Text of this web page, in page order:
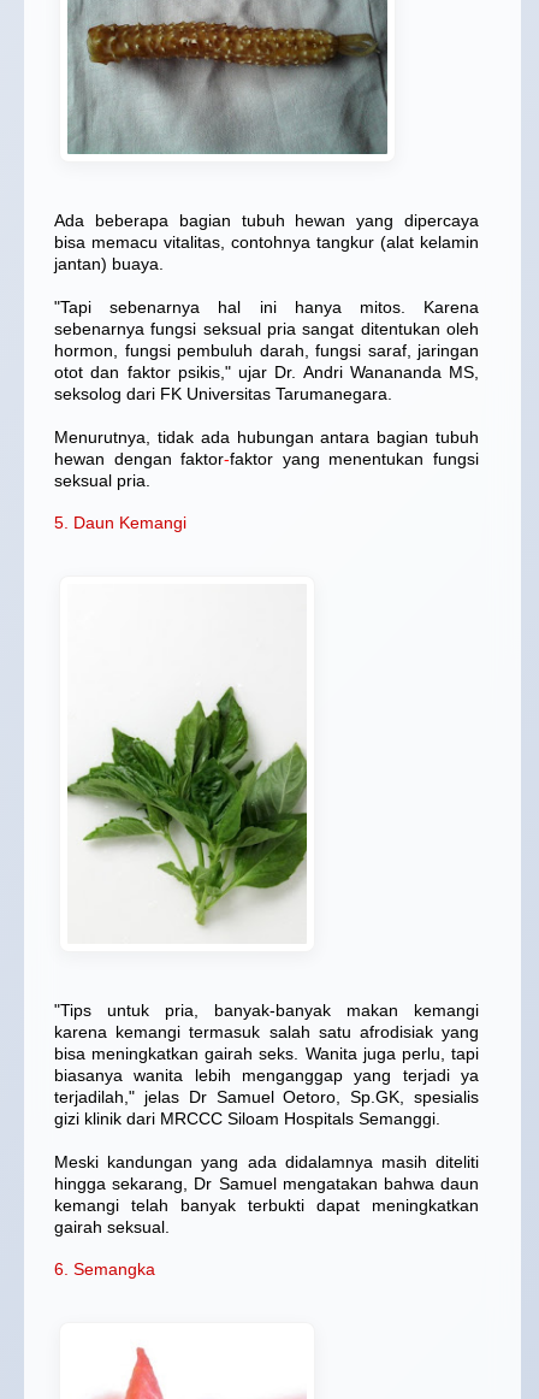
Ada beberapa bagian tubuh hewan yang dipercaya
bisa memacu vitalitas, contohnya tangkur (alat kelamin
jantan) buaya.
"Tapi sebenarnya hal ini hanya mitos. Karena
sebenarnya fungsi seksual pria sangat ditentukan oleh
hormon, fungsi pembuluh darah, fungsi saraf, jaringan
otot dan faktor psikis," ujar Dr. Andri Wanananda MS,
seksolog dari FK Universitas Tarumanegara.
Menurutnya, tidak ada hubungan antara bagian tubuh
hewan dengan faktor-faktor yang menentukan fungsi
seksual pria.
5. Daun Kemangi
"Tips untuk pria, banyak-banyak makan kemangi
karena kemangi termasuk salah satu afrodisiak yang
bisa meningkatkan gairah seks. Wanita juga perlu, tapi
biasanya wanita lebih menganggap yang terjadi ya
terjadilah," jelas Dr Samuel Oetoro, Sp.GK, spesialis
gizi klinik dari MRCCC Siloam Hospitals Semanggi.
Meski kandungan yang ada didalamnya masih diteliti
hingga sekarang, Dr Samuel mengatakan bahwa daun
kemangi telah banyak terbukti dapat meningkatkan
gairah seksual.
6. Semangka